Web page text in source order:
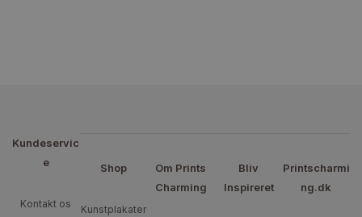
Kundeservic
e
Kontakt os
Shop
Kunstplakater
Om Prints
Charming
Bliv
Inspireret
Printscharmi
ng.dk